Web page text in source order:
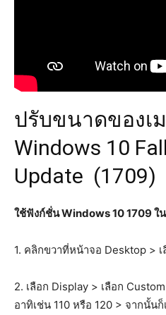
ปรับขนาดของเ
Windows 10
Update (1709)
ใช้ฟังก์ชั่น Windows 10 1709 ใ
1. คลิกขวาที่หน้าจอ Desktop >
2. เลือก Display > เลือก
อาทิเช่น 110 หรือ 120 > จากนั้นก็